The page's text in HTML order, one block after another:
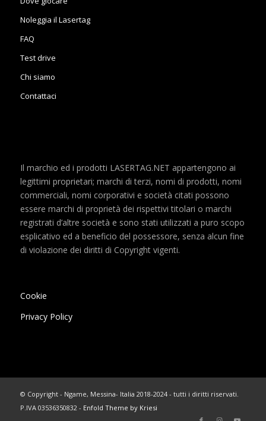
Noleggia il Lasertag
FAQ
Test drive
Chi siamo
Contattaci
Il marchio ed i prodotti LASERTAG.NET appartengono ai
legittimi proprietari; marchi di terzi, nomi di prodotti, nomi
commerciali, nomi corporativi e società citati possono
essere marchi di proprietà dei rispettivi titolari o marchi
registrati d’altre società e sono stati utilizzati a puro scopo
esplicativo ed a beneficio del possessore, senza alcun fine
di violazione dei diritti di Copyright vigenti.
Cookie
Privacy Policy
© Copyright - Ngame, Messina- Italia 2018-2024 - tutti i diritti riservati.
P.IVA 03536350832 - Enfold Theme by Kriesi